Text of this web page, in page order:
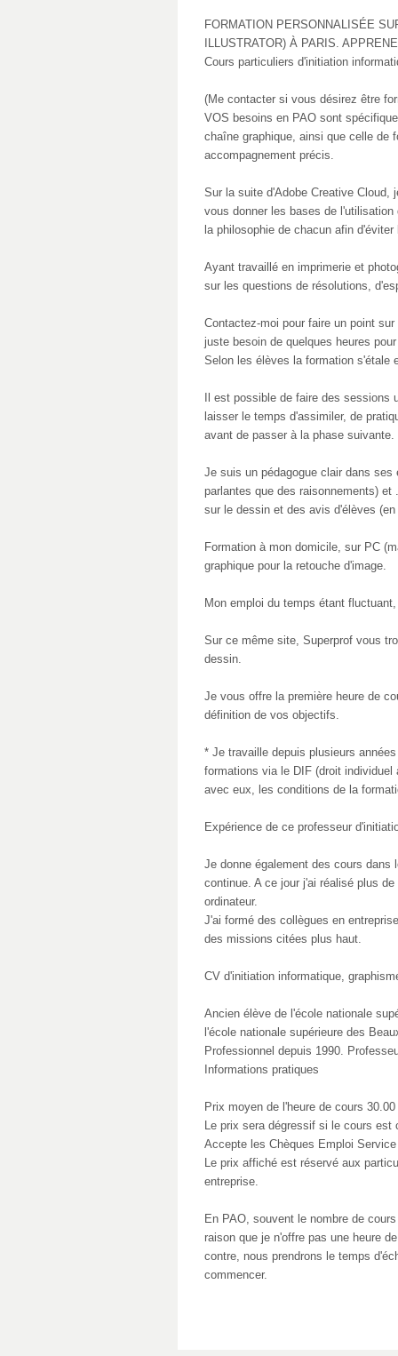
FORMATION PERSONNALISÉE
ILLUSTRATOR) À PARIS.
Cours particuliers d'initiation
(Me contacter si vous désirez être
VOS besoins en PAO sont
chaîne graphique, ainsi que celle de
accompagnement précis.
Sur la suite d'Adobe Creative Cloud,
vous donner les bases de
la philosophie de chacun afin
Ayant travaillé en imprimerie et
sur les questions de résolutions,
Contactez-moi pour faire un point
juste besoin de quelques heures
Selon les élèves la formation s'étale
Il est possible de faire des
laisser le temps d'assimiler, de
avant de passer à la phase suivante.
Je suis un pédagogue clair dans
parlantes que des raisonnements)
sur le dessin et des avis d'élèves (en
Formation à mon domicile, sur PC
graphique pour la retouche d'image.
Mon emploi du temps étant
Sur ce même site, Superprof vous
dessin.
Je vous offre la première heure de
définition de vos objectifs.
* Je travaille depuis plusieurs
formations via le DIF (droit
avec eux, les conditions de la
Expérience de ce professeur
Je donne également des cours
continue. A ce jour j'ai réalisé plus
ordinateur.
J'ai formé des collègues en
des missions citées plus haut.
CV d'initiation informatique,
Ancien élève de l'école nationale
l'école nationale supérieure des
Professionnel depuis 1990.
Informations pratiques
Prix moyen de l'heure de cours
Le prix sera dégressif si le cours est
Accepte les Chèques Emploi
Le prix affiché est réservé aux
entreprise.
En PAO, souvent le nombre de
raison que je n'offre pas une heure
contre, nous prendrons le temps
commencer.